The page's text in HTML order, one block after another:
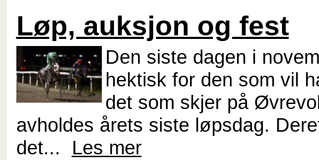
Løp, auksjon og fest
Den siste dagen i
hektisk for den som vil
det som skjer på
avholdes årets siste løpsdag.
det... Les mer